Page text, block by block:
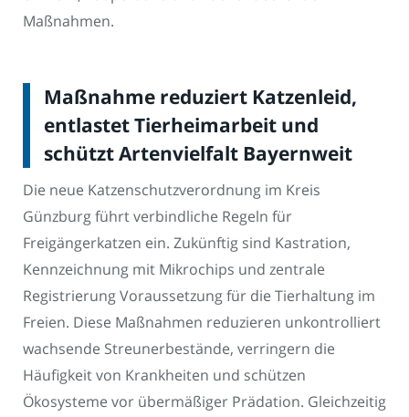
Maßnahmen.
Maßnahme reduziert Katzenleid,
entlastet Tierheimarbeit und
schützt Artenvielfalt Bayernweit
Die neue Katzenschutzverordnung im Kreis
Günzburg führt verbindliche Regeln für
Freigängerkatzen ein. Zukünftig sind Kastration,
Kennzeichnung mit Mikrochips und zentrale
Registrierung Voraussetzung für die Tierhaltung im
Freien. Diese Maßnahmen reduzieren unkontrolliert
wachsende Streunerbestände, verringern die
Häufigkeit von Krankheiten und schützen
Ökosysteme vor übermäßiger Prädation. Gleichzeitig